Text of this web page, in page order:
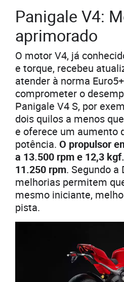
Panigale V4:
aprimorado
O motor V4, já
e torque, recebeu
atender à norma
comprometer o
Panigale V4 S, por
dois quilos a menos
e oferece um aumento
potência. O propulsor
a 13.500 rpm e 12,3
11.250 rpm. Segundo a
melhorias permitem
mesmo iniciante,
pista.